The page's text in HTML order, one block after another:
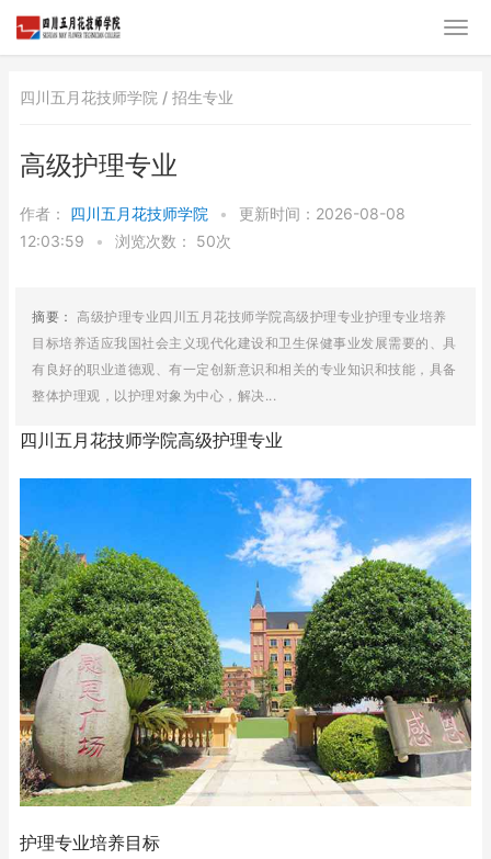
四川五月花技师学院 / 招生专业
高级护理专业
作者： 四川五月花技师学院 •
更新时间：2026-08-08
12:03:59
• 浏览次数： 50次
摘要： 高级护理专业四川五月花技师学院高级护理专业护理专业培养
目标培养适应我国社会主义现代化建设和卫生保健事业发展需要的、具
有良好的职业道德观、有一定创新意识和相关的专业知识和技能，具备
整体护理观，以护理对象为中心，解决...
四川五月花技师学院高级护理专业
护理专业培养目标